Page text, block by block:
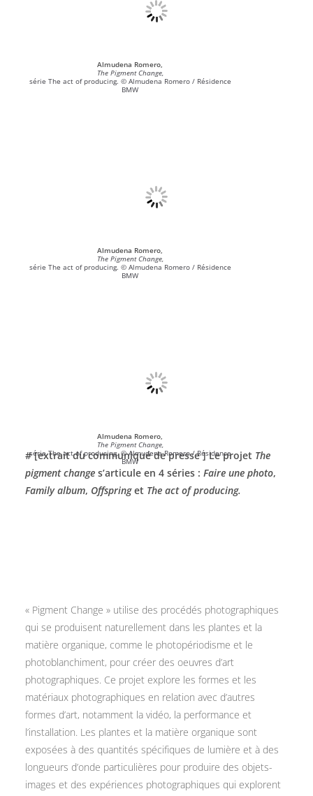
Almudena Romero,
The Pigment Change,
série The act of producing. © Almudena Romero / Résidence
BMW
Almudena Romero,
The Pigment Change,
série The act of producing. © Almudena Romero / Résidence
BMW
Almudena Romero,
The Pigment Change,
série The act of producing. © Almudena Romero / Résidence
BMW
# [extrait du communiqué de presse ] Le projet The
pigment change s’articule en 4 séries : Faire une photo,
Family album, Offspringet The act of producing.
« Pigment Change » utilise des procédés photographiques
qui se produisent naturellement dans les plantes et la
matière organique, comme le photopériodisme et le
photoblanchiment, pour créer des oeuvres d’art
photographiques. Ce projet explore les formes et les
matériaux photographiques en relation avec d’autres
formes d’art, notamment la vidéo, la performance et
l’installation. Les plantes et la matière organique sont
exposées à des quantités spécifiques de lumière et à des
longueurs d’onde particulières pour produire des objets-
images et des expériences photographiques qui explorent